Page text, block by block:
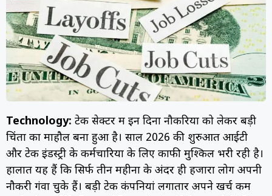
Technology: टेक सेक्टर में इन दिनों नौकरियों को लेकर बड़ी
चिंता का माहौल बना हुआ है। साल 2026 की शुरुआत आईटी
और टेक इंडस्ट्री के कर्मचारियों के लिए काफी मुश्किल भरी रही है।
हालात यह हैं कि सिर्फ तीन महीनों के अंदर ही हजारों लोग अपनी
नौकरी गंवा चुके हैं। बड़ी टेक कंपनियां लगातार अपने खर्च कम